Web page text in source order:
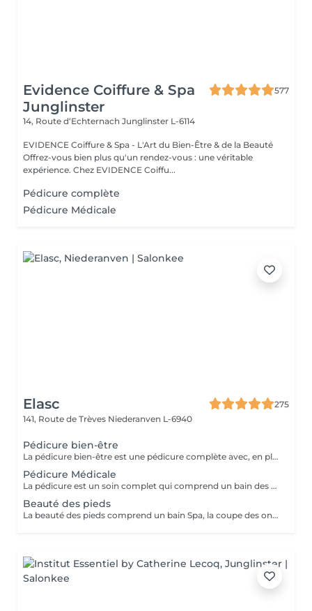
Evidence Coiffure & Spa
Junglinster
577
14, Route d‘Echternach Junglinster L-6114
EVIDENCE Coiffure & Spa - L'Art du Bien-Être & de la Beauté
Offrez-vous bien plus qu'un rendez-vous : une véritable
expérience. Chez EVIDENCE Coiffu...
Pédicure complète
Pédicure Médicale
Elasc
275
141, Route de Trèves Niederanven L-6940
Pédicure bien-être
La pédicure bien-être est une pédicure complète avec, en plus, un gommage et une pause de masque.
Pédicure Médicale
La pédicure est un soin complet qui comprend un bain des pieds Spa, la coupe et le limage des ongles, la pousse et la coupe des cuticules, le traitement des ongles incarnés ainsi que celui des callosités et/ou des cors au credo, au bistouri, à la râpe et à la fraiseuse.
Beauté des pieds
La beauté des pieds comprend un bain Spa, la coupe des ongles, la pousse et la coupe des cuticules ainsi que le traitement des callosités à la râpe et à la fraiseuse.